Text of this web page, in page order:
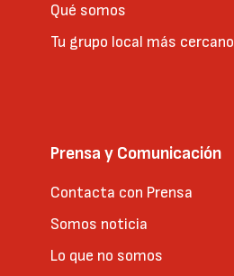
Qué somos
Tu grupo local más cercano
Prensa y Comunicación
Contacta con Prensa
Somos noticia
Lo que no somos